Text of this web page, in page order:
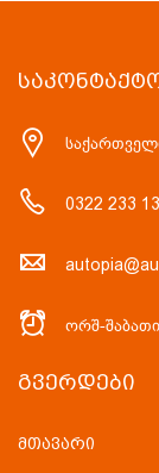
0322 233
ორშ-
ᲒᲕᲔᲠᲓᲔᲑᲘ
მთავარი